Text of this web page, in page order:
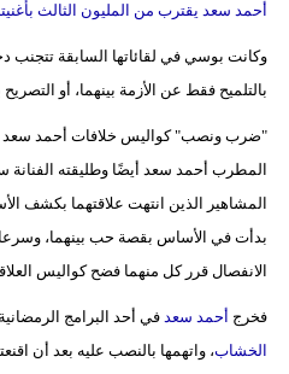
أحمد سعد يقترب من المليون الثالث
وكانت بوسي في لقائاتها السابقة تتجنب
بالتلميح فقط عن الأزمة بينهما، أو
"ضرب ونصب" كواليس خلافات أحمد
المطرب أحمد سعد أيضًا وطليقته
المشاهير الذين انتهت علاقتهما بكشف
بدأت في الأساس بقصة حب بينهما،
الانفصال قرر كل منهما فضح كواليس
فخرج أحمد سعد في أحد البرامج
الخشاب، واتهمها بالنصب عليه بعد أن